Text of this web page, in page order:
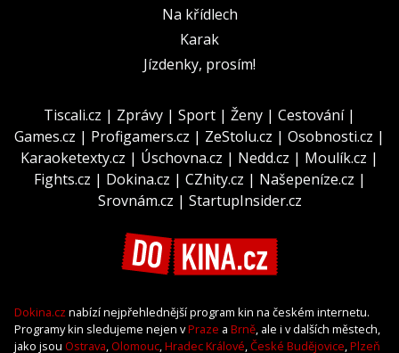
Na křídlech
Karak
Jízdenky, prosím!
Tiscali.cz | Zprávy | Sport | Ženy | Cestování|
Games.cz | Profigamers.cz | ZeStolu.cz | Osobnosti.cz |
Karaoketexty.cz | Úschovna.cz | Nedd.cz | Moulík.cz |
Fights.cz | Dokina.cz | CZhity.cz | Našepeníze.cz |
Srovnám.cz | StartupInsider.cz
Dokina.cz nabízí nejpřehlednější program kin na českém internetu.
Programy kin sledujeme nejen vPraze a Brně, ale i v dalších městech,
jako jsou Ostrava, Olomouc,Hradec Králové,České Budějovice,Plzeň